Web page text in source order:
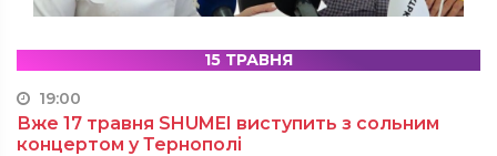
15 ТРАВНЯ
19:00
Вже 17 травня SHUMEI виступить з сольним
концертом у Тернополі